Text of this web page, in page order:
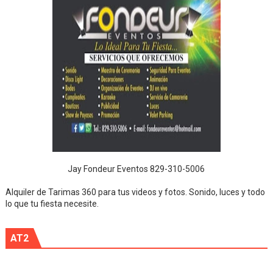
Jay Fondeur Eventos 829-310-5006
Alquiler de Tarimas 360 para tus videos y fotos. Sonido, luces y todo
lo que tu fiesta necesite.
AT2